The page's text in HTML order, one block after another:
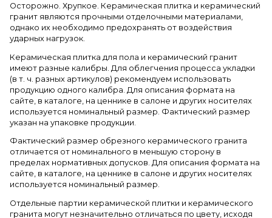
Осторожно. Хрупкое. Керамическая плитка и керамический
гранит являются прочными отделочными материалами,
однако их необходимо предохранять от воздействия
ударных нагрузок.
Керамическая плитка для пола и керамический гранит
имеют разные калибры. Для облегчения процесса укладки
(в т. ч. разных артикулов) рекомендуем использовать
продукцию одного калибра. Для описания формата на
сайте, в каталоге, на ценнике в салоне и других носителях
используется номинальный размер. Фактический размер
указан на упаковке продукции.
Фактический размер обрезного керамического гранита
отличается от номинального в меньшую сторону в
пределах нормативных допусков. Для описания формата на
сайте, в каталоге, на ценнике в салоне и других носителях
используется номинальный размер.
Отдельные партии керамической плитки и керамического
гранита могут незначительно отличаться по цвету, исходя